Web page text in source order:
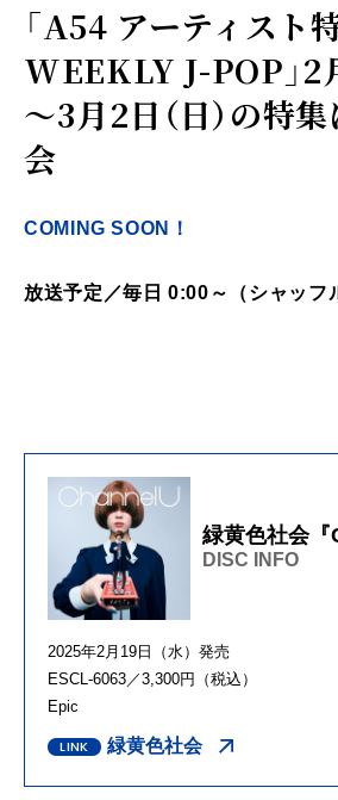
「A54 アーティスト
WEEKLY J-POP」2
～3月2日（日）の特
会
COMING SOON！
放送予定／毎日 0:00～（シャッフ
緑黄色社会『
DISC INFO
2025年2月19日（水）発売
ESCL-6063／3,300円（税込）
Epic
緑黄色社会